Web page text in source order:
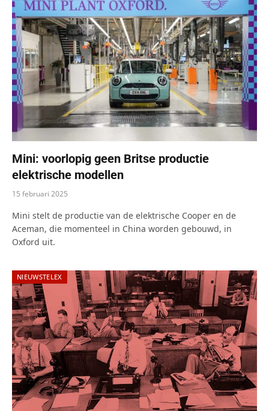
Mini: voorlopig geen Britse productie
elektrische modellen
15 februari 2025
Mini stelt de productie van de elektrische Cooper en de
Aceman, die momenteel in China worden gebouwd, in
Oxford uit.
NIEUWSTELEX